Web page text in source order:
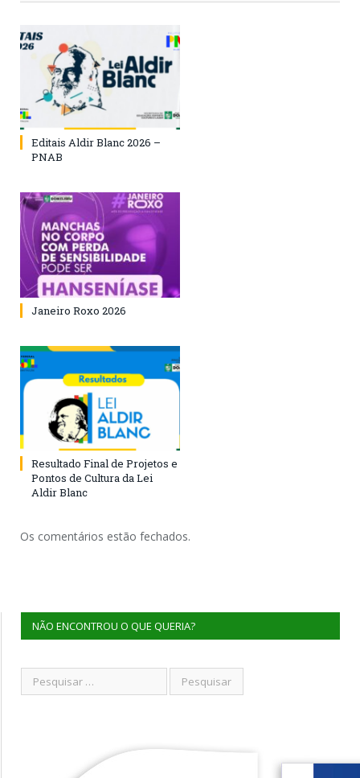
Editais Aldir Blanc 2026 –
PNAB
Janeiro Roxo 2026
Resultado Final de Projetos e
Pontos de Cultura da Lei
Aldir Blanc
Os comentários estão fechados.
NÃO ENCONTROU O QUE QUERIA?